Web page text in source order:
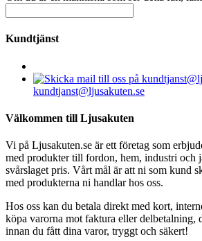
Kundtjänst
kundtjanst@ljusakuten.se
Välkommen till Ljusakuten
Vi på Ljusakuten.se är ett företag som
med produkter till fordon, hem, industri och
svårslaget pris. Vårt mål är att ni som kund
med produkterna ni handlar hos oss.
Hos oss kan du betala direkt med kort,
köpa varorna mot faktura eller delbetalning,
innan du fått dina varor, tryggt och säkert!